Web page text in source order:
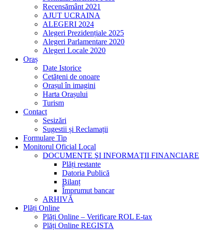
Recensământ 2021
AJUT UCRAINA
ALEGERI 2024
Alegeri Prezidențiale 2025
Alegeri Parlamentare 2020
Alegeri Locale 2020
Oraș
Date Istorice
Cetățeni de onoare
Orașul în imagini
Harta Orașului
Turism
Contact
Sesizări
Sugestii și Reclamații
Formulare Tip
Monitorul Oficial Local
DOCUMENTE ŞI INFORMAŢII FINANCIARE
Plăți restante
Datoria Publică
Bilanț
Împrumut bancar
ARHIVĂ
Plăți Online
Plăți Online – Verificare ROL E-tax
Plăți Online REGISTA